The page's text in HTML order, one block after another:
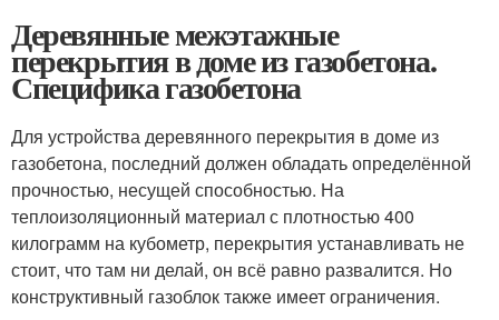
Деревянные межэтажные
перекрытия в доме из газобетона.
Специфика газобетона
Для устройства деревянного перекрытия в доме из
газобетона, последний должен обладать определённой
прочностью, несущей способностью. На
теплоизоляционный материал с плотностью 400
килограмм на кубометр, перекрытия устанавливать не
стоит, что там ни делай, он всё равно развалится. Но
конструктивный газоблок также имеет ограничения.